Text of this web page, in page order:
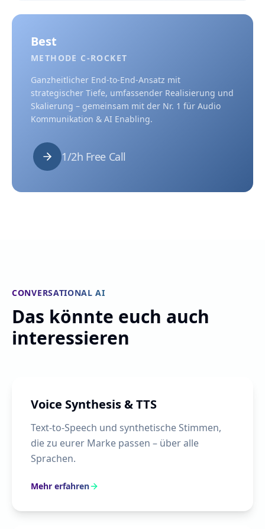
Best
METHODE C-ROCKET
Ganzheitlicher End-to-End-Ansatz mit
strategischer Tiefe, umfassender Realisierung und
Skalierung – gemeinsam mit der Nr. 1 für Audio
Kommunikation & AI Enabling.
1/2h Free Call
CONVERSATIONAL AI
Das könnte euch auch
interessieren
Voice Synthesis & TTS
Text-to-Speech und synthetische Stimmen,
die zu eurer Marke passen – über alle
Sprachen.
Mehr erfahren